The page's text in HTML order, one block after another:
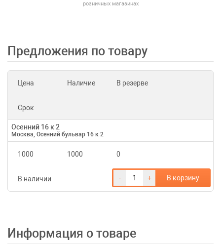
розничных магазинах
Предложения по товару
Цена Наличие В резерве
Срок
Осенний 16 к 2
Москва, Осенний бульвар 16 к 2
1000 1000 0
В наличии - + В корзину
Информация о товаре